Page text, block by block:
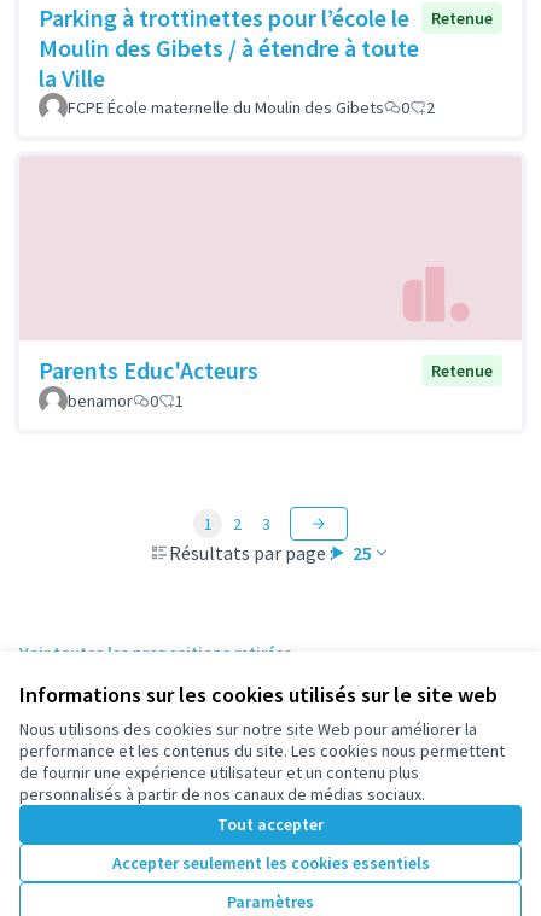
Informations sur les cookies utilisés sur le site web
Nous utilisons des cookies sur notre site Web pour améliorer la
performance et les contenus du site. Les cookies nous permettent
de fournir une expérience utilisateur et un contenu plus
personnalisés à partir de nos canaux de médias sociaux.
Tout accepter
Accepter seulement les cookies essentiels
Paramètres
Parking à trottinettes pour l’école le
Moulin des Gibets / à étendre à toute
la Ville
Retenue
FCPE École maternelle du Moulin des Gibets 0 2
Parents Educ'Acteurs
Retenue
benamor
0 1
Résultats par page : 25
1 2 3
Voir toutes les propositions retirées
Conditions d'utilisation
Paramètres des cookies
participez.nanterre.fr sur X
(Lien externe)
participez.nanterre.fr sur Facebook
participez.nanterre.fr sur Instagram
participez.nanterre.fr sur YouTube
(Lien externe)
participez.nanterre.fr sur GitHub
(Lien externe)
Licence
(Lien